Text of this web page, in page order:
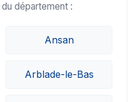
département :
Ansan
Arblade-le-Bas